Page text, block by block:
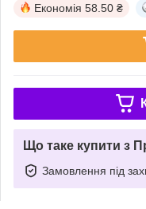
Економія 58.50 ₴
Що таке купити з
Замовлення під